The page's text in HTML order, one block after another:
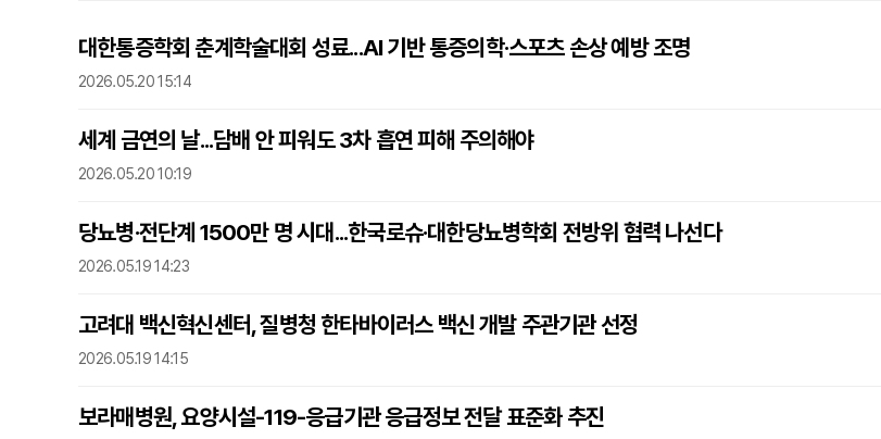
대한통증학회 춘계학술대회 성료...AI 기반 통증의학·스포츠 손상 예방 조명
2026.05.20 15:14
세계 금연의 날...담배 안 피워도 3차 흡연 피해 주의해야
2026.05.20 10:19
당뇨병·전단계 1500만 명 시대...한국로슈·대한당뇨병학회 전방위 협력 나선다
2026.05.19 14:23
고려대 백신혁신센터, 질병청 한타바이러스 백신 개발 주관기관 선정
2026.05.19 14:15
보라매병원, 요양시설-119-응급기관 응급정보 전달 표준화 추진